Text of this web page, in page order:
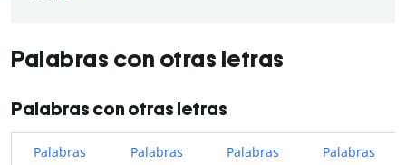
Palabras con otras letras
Palabras con otras letras
Palabras
Palabras
Palabras
Palabras